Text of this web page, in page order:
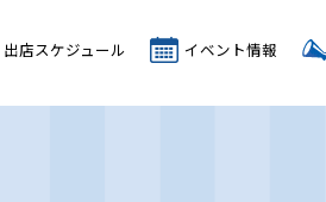
出店スケジュール イベント情報